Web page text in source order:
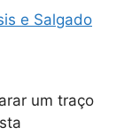
e Salgado
um traço